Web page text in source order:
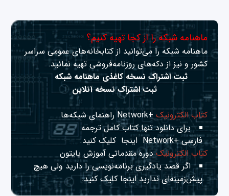
ماهنامه شبکه را از کجا تهیه کنیم؟
ماهنامه شبکه را می‌توانید از کتابخانه‌های عمومی سراسر
کشور و نیز از دکه‌های روزنامه‌فروشی تهیه نمائید.
ثبت اشتراک نسخه کاغذی ماهنامه شبکه
ثبت اشتراک نسخه آنلاین
کتاب الکترونیک+Network راهنمای شبکه‌ها
برای دانلود تنها کتاب کامل ترجمه
فارسی +Network
اینجا کلیک کنید.
کتاب الکترونیکدوره مقدماتی آموزش پایتون
اگر قصد یادگیری برنامه‌نویسی را دارید ولی هیچ
پیش‌زمینه‌ای نداریداینجا کلیک کنید.